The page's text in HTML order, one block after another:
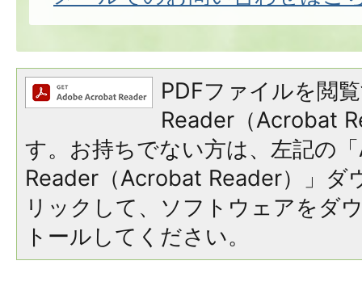
PDFファイルを閲
Reader（Acrobat
す。お持ちでない方は、左記の
Reader（Acrobat Reader）」ダ
リックして、ソフトウェアをダ
トールしてください。